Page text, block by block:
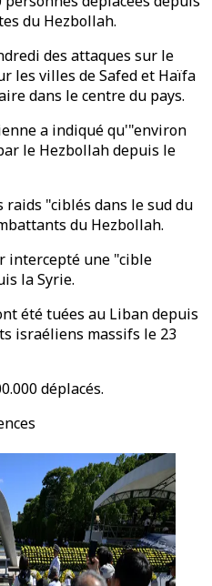
du Hezbollah.
des attaques sur le
les villes de Safed et Haïfa
dans le centre du pays.
a indiqué qu'"environ
le Hezbollah depuis le
raids "ciblés dans le sud du
du Hezbollah.
intercepté une "cible
la Syrie.
été tuées au Liban depuis
israéliens massifs le 23
déplacés.